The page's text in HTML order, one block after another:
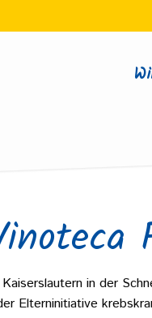
in der
Elterninitiative